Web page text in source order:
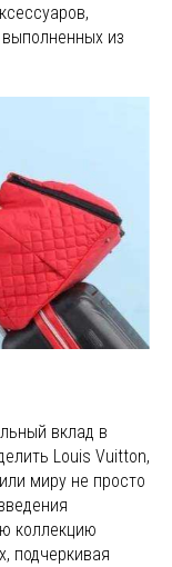
из
вклад в
Louis Vuitton,
миру не просто
коллекцию
подчеркивая